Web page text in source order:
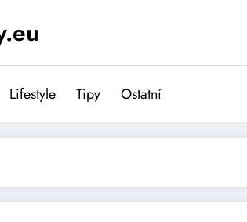
Lifestyle Tipy Ostatní